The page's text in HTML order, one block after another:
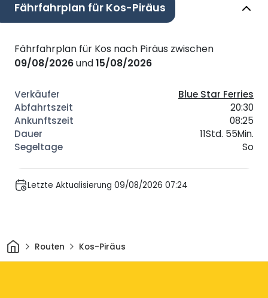
Fährfahrplan für Kos-Piräus
Fährfahrplan für Kos nach Piräus zwischen
09/08/2026und15/08/2026
Blue Star Ferries
20:30
08:25
11Std. 55Min.
So
Letzte Aktualisierung 09/08/2026 07:24
HeimRouten Kos-Piräus